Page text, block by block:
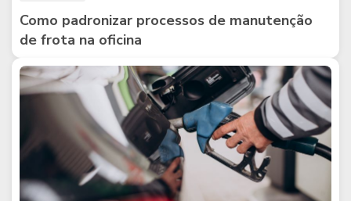
Como padronizar processos de manutenção
de frota na oficina